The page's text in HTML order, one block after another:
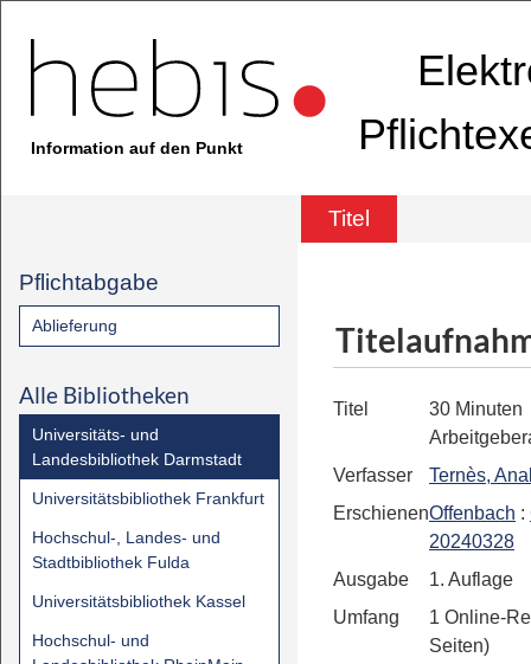
Information auf den Punkt
Titel
Pflichtabgabe
Ablieferung
Alle Bibliotheken
Universitäts- und
Landesbibliothek Darmstadt
Universitätsbibliothek Frankfurt
Hochschul-, Landes- und
Stadtbibliothek Fulda
Universitätsbibliothek Kassel
Hochschul- und
Titel
30 Minuten
Verfasser
Ternès,
ErschienenOffenbach :
20240328
Ausgabe
1. Auflage
Umfang
1 Online-
Seiten)